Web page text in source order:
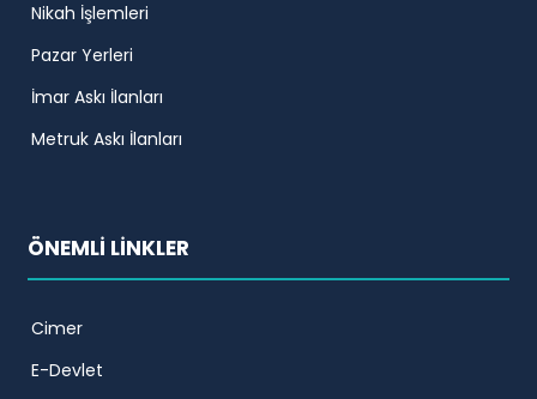
Nikah İşlemleri
Pazar Yerleri
İmar Askı İlanları
Metruk Askı İlanları
ÖNEMLİ LİNKLER
Cimer
E-Devlet